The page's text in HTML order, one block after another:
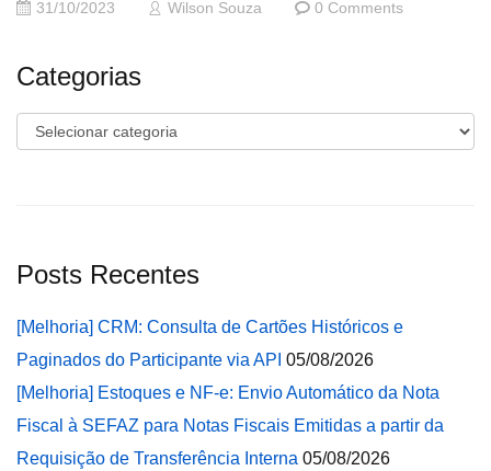
31/10/2023 Wilson Souza 0 Comments
Categorias
Categorias
Posts Recentes
[Melhoria] CRM: Consulta de Cartões Históricos e
Paginados do Participante via API 05/08/2026
[Melhoria] Estoques e NF-e: Envio Automático da Nota
Fiscal à SEFAZ para Notas Fiscais Emitidas a partir da
Requisição de Transferência Interna 05/08/2026